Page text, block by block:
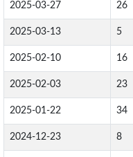
2025-03-27 26
2025-03-13 5
2025-02-10 16
2025-02-03 23
2025-01-22 34
2024-12-23 8